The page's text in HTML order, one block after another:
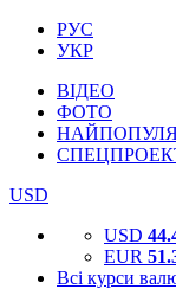
РУС
УКР
ВІДЕО
ФОТО
USD
USD
EUR
Всі курси